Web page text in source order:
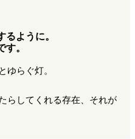
ように。
。
ゆらぐ灯。
らしてくれる存在、それが